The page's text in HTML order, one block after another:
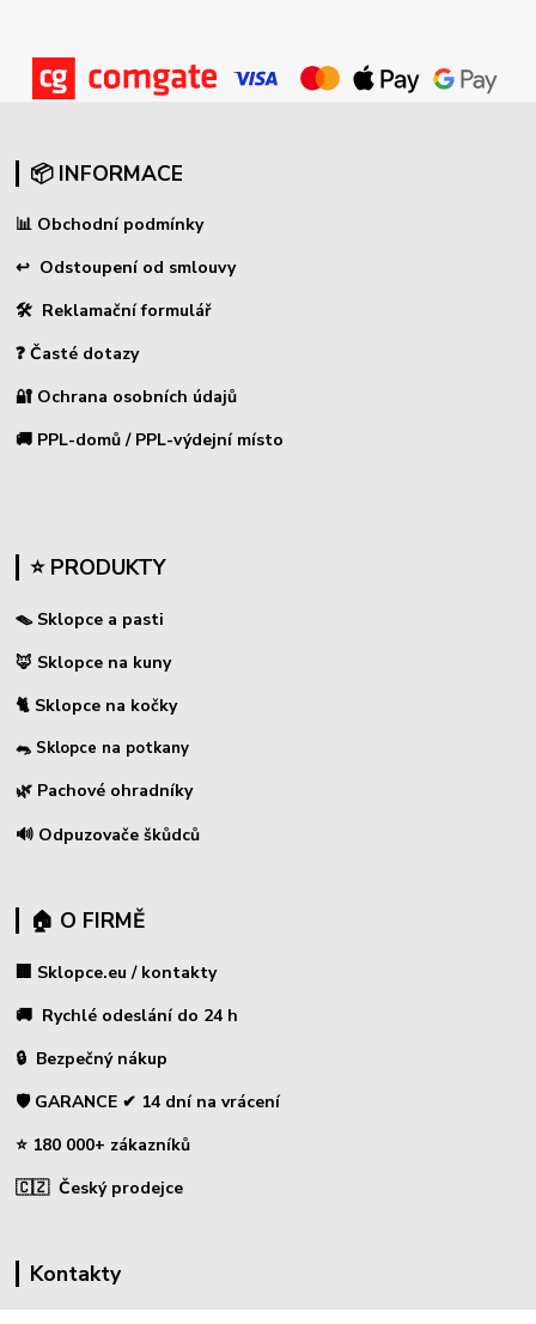
📦 INFORMACE
📊 Obchodní podmínky
↩ Odstoupení od smlouvy
🛠 Reklamační formulář
❓ Časté dotazy
🔐 Ochrana osobních údajů
🚚 PPL-domů / PPL-výdejní místo
⭐ PRODUKTY
🪤 Sklopce a pasti
🦊 Sklopce na kuny
🐈 Sklopce na kočky
🐀 Sklopce na potkany
🌿 Pachové ohradníky
🔊 Odpuzovače škůdců
🏠 O FIRMĚ
🏢 Sklopce.eu / kontakty
🚚 Rychlé odeslání do 24 h
🔒 Bezpečný nákup
🛡️ GARANCE ✔ 14 dní na vrácení
⭐ 180 000+ zákazníků
🇨🇿 Český prodejce
Kontakty